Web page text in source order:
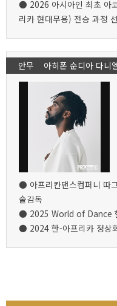
● 2026 아시아인 최초 아
리카 현대무용) 전승 과정
안무 아히폰 순디아 다니
● 아프리칸댄스컴퍼니 따
술감독
● 2025 World of Dance
● 2024 한-아프리카 정상